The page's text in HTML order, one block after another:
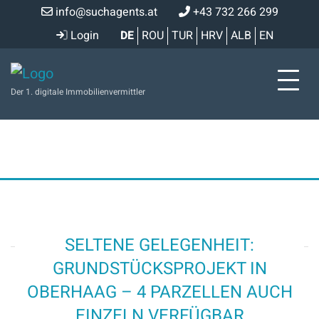
info@suchagents.at
+43 732 266 299
Login
DE ROU TUR HRV ALB EN
Der 1. digitale Immobilienvermittler
SELTENE GELEGENHEIT:
GRUNDSTÜCKSPROJEKT IN
OBERHAAG – 4 PARZELLEN AUCH